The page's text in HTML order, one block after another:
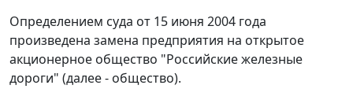
Определением суда от 15 июня 2004 года
произведена замена предприятия на открытое
акционерное общество "Российские железные
дороги" (далее - общество).